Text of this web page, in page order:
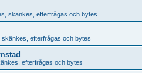
skänkes, efterfrågas och bytes
skänkes, efterfrågas och bytes
efterfrågas och bytes